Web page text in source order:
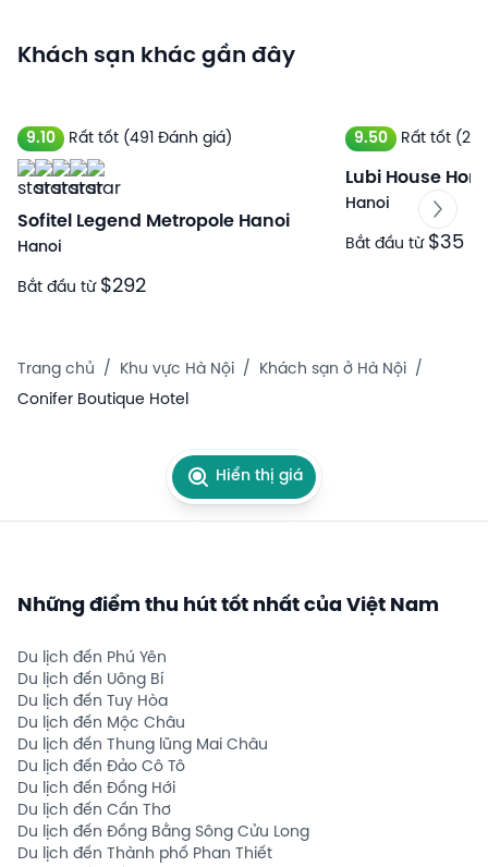
Khách sạn khác gần đây
9.10 Rất tốt (491 Đánh giá)
Sofitel Legend Metropole Hanoi
Hanoi
Bắt đầu từ $292
9.50 Rất tốt
Lubi House
Hanoi
Bắt đầu từ $35
Trang chủ / Khu vực Hà Nội / Khách sạn ở Hà Nội /
Conifer Boutique Hotel
Hiển thị giá
Những điểm thu hút tốt nhất của Việt Nam
Du lịch đến Phú Yên
Du lịch đến Uông Bí
Du lịch đến Tuy Hòa
Du lịch đến Mộc Châu
Du lịch đến Thung lũng Mai Châu
Du lịch đến Đảo Cô Tô
Du lịch đến Đồng Hới
Du lịch đến Cần Thơ
Du lịch đến Đồng Bằng Sông Cửu Long
Du lịch đến Thành phố Phan Thiết